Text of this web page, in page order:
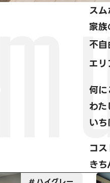
スム
家族
不自
エリ
何に
わた
いち
コ
きち